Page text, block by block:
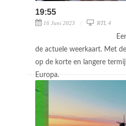
19:55
16 Juni 2023 RTL 4
de actuele weerkaart. Met
op de korte en langere
Europa.